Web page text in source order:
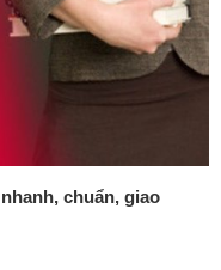
chuẩn, giao